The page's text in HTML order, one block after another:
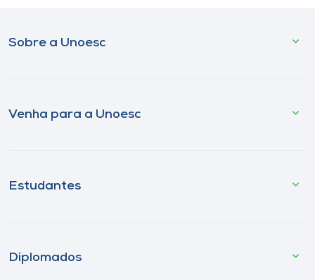
Sobre a Unoesc
Venha para a Unoesc
Estudantes
Diplomados